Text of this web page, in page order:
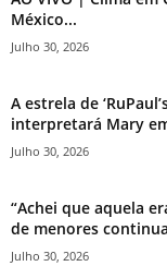
México...
Julho 30, 2026
A estrela de
interpretará Mary
Julho 30, 2026
“Achei que aquela
de menores
Julho 30, 2026